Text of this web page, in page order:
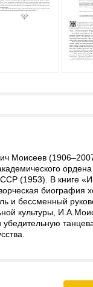
Моисеев
(1953). В книге
биография
и бессменный
культуры,
убедительную